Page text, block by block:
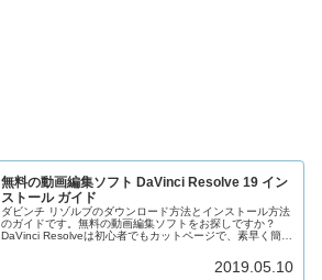
無料の動画編集ソフト DaVinci Resolve 19 イン
ストール ガイド
ダビンチ リゾルブのダウンロード方法とインストール方法
のガイドです。無料の動画編集ソフトをお探しですか？
DaVinci Resolveは初心者でもカットページで、素早く簡単
Windows、Mac、Linuxで使えるマルチプラットフォームの
アプリケーション。プロの現場でも使われています。カラ
2019.05.10